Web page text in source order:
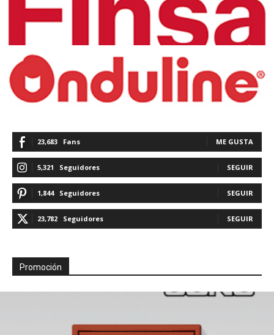
23,683 Fans ME GUSTA
5,321 Seguidores SEGUIR
1,844 Seguidores SEGUIR
23,782 Seguidores SEGUIR
Promoción